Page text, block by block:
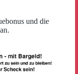
und die